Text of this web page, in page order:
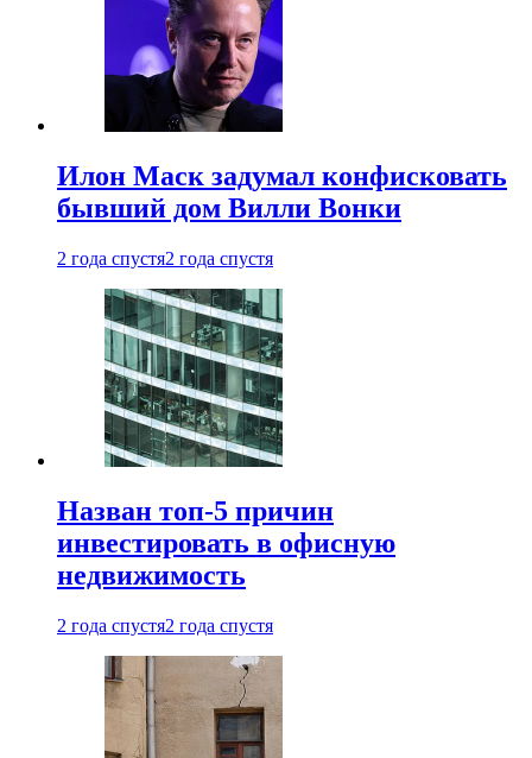
Илон Маск задумал конфисковать
бывший дом Вилли Вонки
2 года спустя2 года спустя
Назван топ-5 причин
инвестировать в офисную
недвижимость
2 года спустя2 года спустя